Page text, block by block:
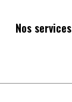
Nos services